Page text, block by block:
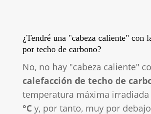
¿Tendré una "cabeza caliente" con
por techo de carbono?
No, no hay "cabeza caliente"
calefacción de techo de
temperatura máxima irradiada
°Cy, por tanto, muy por